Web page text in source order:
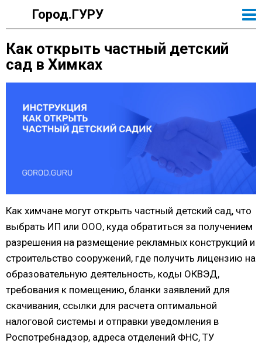
Город.ГУРУ
Как открыть частный детский
сад в Химках
Как химчане могут открыть частный детский сад, что
выбрать ИП или ООО, куда обратиться за получением
разрешения на размещение рекламных конструкций и
строительство сооружений, где получить лицензию на
образовательную деятельность, коды ОКВЭД,
требования к помещению, бланки заявлений для
скачивания, ссылки для расчета оптимальной
налоговой системы и отправки уведомления в
Роспотребнадзор, адреса отделений ФНС, ТУ